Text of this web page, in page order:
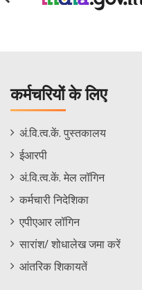
कर्मचरियों के लिए
Staff
Footer
Menu
अं.वि.त्व.कें. पुस्तकालय
ईआरपी
अं.वि.त्व.कें. मेल लॉगिन
कर्मचारी निदेशिका
एपीएआर लॉगिन
सारांश/ शोधालेख जमा करें
आंतरिक शिकायतें